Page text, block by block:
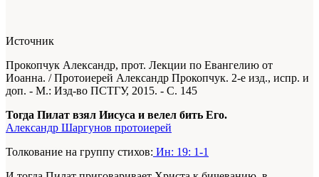
Источник
Прокопчук Александр, прот. Лекции по Евангелию от
Иоанна. / Протоиерей Александр Прокопчук. 2-е изд., испр. и
доп. - М.: Изд-во ПСТГУ, 2015. - С. 145
Тогда Пилат взял Иисуса и велел бить Его.
Александр Шаргунов протоиерей
Толкование на группу стихов: Ин: 19: 1-1